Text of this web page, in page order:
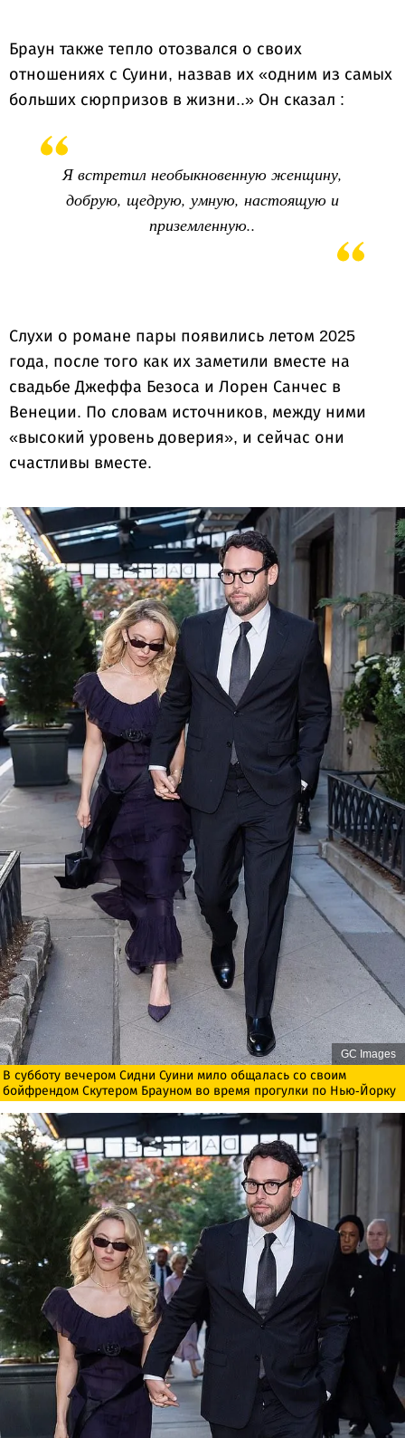
Браун также тепло отозвался о своих
отношениях с Суини, назвав их «одним из самых
больших сюрпризов в жизни..» Он сказал :
Я встретил необыкновенную женщину,
добрую, щедрую, умную, настоящую и
приземленную..
Слухи о романе пары появились летом 2025
года, после того как их заметили вместе на
свадьбе Джеффа Безоса и Лорен Санчес в
Венеции. По словам источников, между ними
«высокий уровень доверия», и сейчас они
счастливы вместе.
GC Images
В субботу вечером Сидни Суини мило общалась со своим
бойфрендом Скутером Брауном во время прогулки по Нью-Йорку